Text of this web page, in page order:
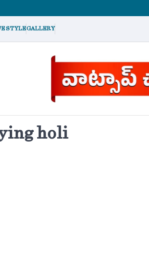
STYLEGALLERY
holi